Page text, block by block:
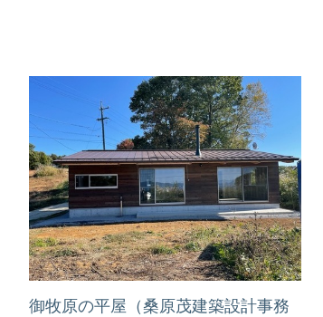
御牧原の平屋（桑原茂建築設計事務